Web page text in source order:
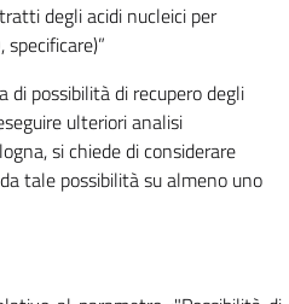
degli acidi nucleici per
di possibilità di recupero degli
ulteriori analisi
si chiede di considerare
tale possibilità su almeno uno